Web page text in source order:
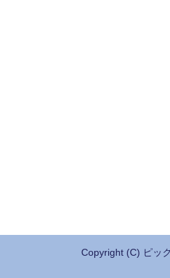
Copyright (C) ピッ